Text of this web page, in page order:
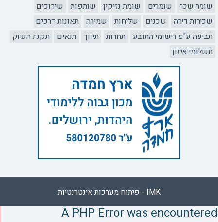
שומר שכר
שומרים שומת נזיקין שותפות
שידוכים
שכירות דירה
שכנים שליחות שמירה
תאונות דרכים
תביעה ע"פ רישומי התובע
תחרות תיווך תנאים
תקנת השוק
תשלומי איזון
IMK - פיתוח מערכות אינטרנטיות
A PHP Error was encountered